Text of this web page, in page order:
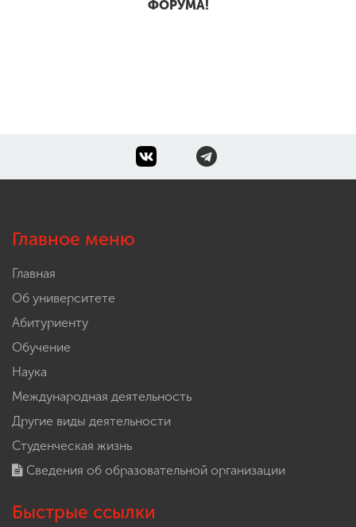
ФОРУМА!
Главное меню
Главная
Об университете
Абитуриенту
Обучение
Наука
Международная деятельность
Другие виды деятельности
Студенческая жизнь
Сведения об образовательной организации
Быстрые ссылки